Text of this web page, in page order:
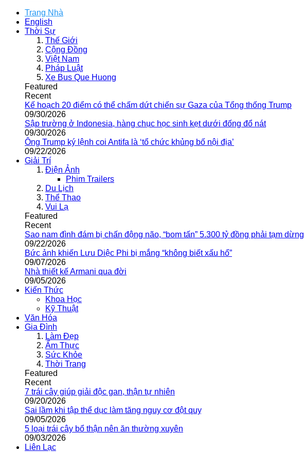
Trang Nhà
English
Thời Sự
Thế Giới
Cộng Đồng
Việt Nam
Pháp Luật
Xe Bus Que Huong
Featured
Recent
Kế hoạch 20 điểm có thể chấm dứt chiến sự Gaza của Tổng thống Trump
09/30/2026
Sập trường ở Indonesia, hàng chục học sinh kẹt dưới đống đổ nát
09/30/2026
Ông Trump ký lệnh coi Antifa là ‘tổ chức khủng bố nội địa’
09/22/2026
Giải Trí
Điện Ảnh
Phim Trailers
Du Lịch
Thể Thao
Vui Lạ
Featured
Recent
Sao nam đình đám bị chấn động não, “bom tấn” 5.300 tỷ đồng phải tạm dừng
09/22/2026
Bức ảnh khiến Lưu Diệc Phi bị mắng “không biết xấu hổ”
09/07/2026
Nhà thiết kế Armani qua đời
09/05/2026
Kiến Thức
Khoa Học
Kỹ Thuật
Văn Hóa
Gia Đình
Làm Đẹp
Ẩm Thực
Sức Khỏe
Thời Trang
Featured
Recent
7 trái cây giúp giải độc gan, thận tự nhiên
09/20/2026
Sai lầm khi tập thể dục làm tăng nguy cơ đột quỵ
09/05/2026
5 loại trái cây bổ thận nên ăn thường xuyên
09/03/2026
Liên Lạc